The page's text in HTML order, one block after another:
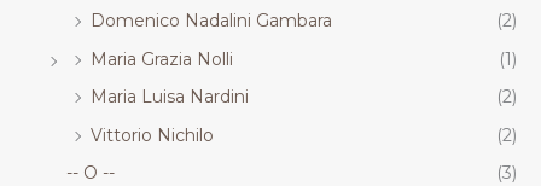
Domenico Nadalini Gambara
(2)
Maria Grazia Nolli
(1)
Maria Luisa Nardini
(2)
Vittorio Nichilo
(2)
-- O --
(3)